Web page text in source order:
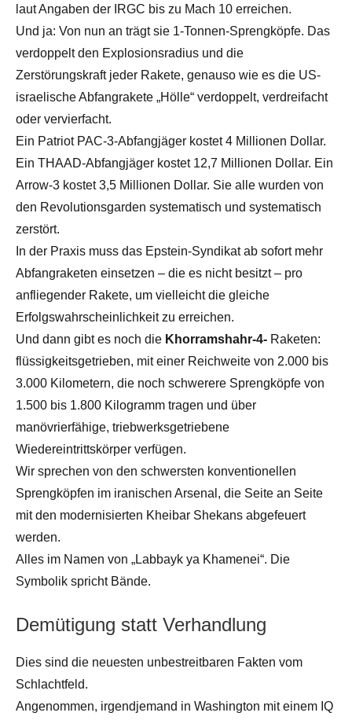
laut Angaben der IRGC bis zu Mach 10 erreichen.
Und ja: Von nun an trägt sie 1-Tonnen-Sprengköpfe. Das
verdoppelt den Explosionsradius und die
Zerstörungskraft jeder Rakete, genauso wie es die US-
israelische Abfangrakete „Hölle“ verdoppelt, verdreifacht
oder vervierfacht.
Ein Patriot PAC-3-Abfangjäger kostet 4 Millionen Dollar.
Ein THAAD-Abfangjäger kostet 12,7 Millionen Dollar. Ein
Arrow-3 kostet 3,5 Millionen Dollar. Sie alle wurden von
den Revolutionsgarden systematisch und systematisch
zerstört.
In der Praxis muss das Epstein-Syndikat ab sofort mehr
Abfangraketen einsetzen – die es nicht besitzt – pro
anfliegender Rakete, um vielleicht die gleiche
Erfolgswahrscheinlichkeit zu erreichen.
Und dann gibt es noch die Khorramshahr-4- Raketen:
flüssigkeitsgetrieben, mit einer Reichweite von 2.000 bis
3.000 Kilometern, die noch schwerere Sprengköpfe von
1.500 bis 1.800 Kilogramm tragen und über
manövrierfähige, triebwerksgetriebene
Wiedereintrittskörper verfügen.
Wir sprechen von den schwersten konventionellen
Sprengköpfen im iranischen Arsenal, die Seite an Seite
mit den modernisierten Kheibar Shekans abgefeuert
werden.
Alles im Namen von „Labbayk ya Khamenei“. Die
Symbolik spricht Bände.
Demütigung statt Verhandlung
Dies sind die neuesten unbestreitbaren Fakten vom
Schlachtfeld.
Angenommen, irgendjemand in Washington mit einem IQ